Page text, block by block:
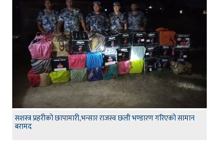
सशस्त्र प्रहरीको छापामारी,भन्सार राजस्व छली भण्डारण गरिएको सामान
बरामद